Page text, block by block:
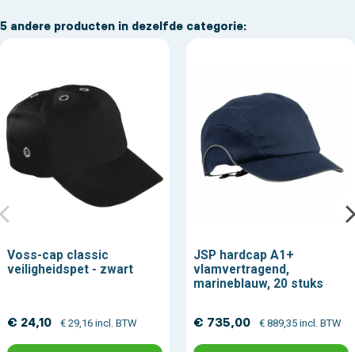
5 andere producten in dezelfde categorie:
Voss-cap classic
veiligheidspet - zwart
€ 24,10 € 29,16 incl. BTW
JSP hardcap A1+
vlamvertragend,
marineblauw, 20 stuks
€ 735,00 € 889,35 incl. BTW